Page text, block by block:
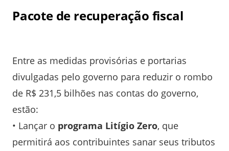
Pacote de recuperação fiscal
Entre as medidas provisórias e portarias
divulgadas pelo governo para reduzir o rombo
de R$ 231,5 bilhões nas contas do governo,
estão:
• Lançar o programa Litígio Zero, que
permitirá aos contribuintes sanar seus tributos